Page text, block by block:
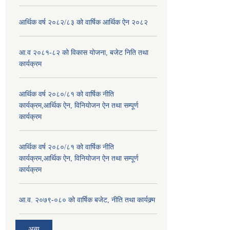
आर्थिक वर्ष २०८२/८३ को वार्षिक आर्थिक ऐन २०८२
आ.व २०८१-८२ को विकास योजना, बजेट निति तथा
कार्यक्रम
आर्थिक वर्ष २०८०/८१ को वार्षिक नीति
कार्यक्रम,आर्थिक ऐन, विनियोजन ऐन तथा सम्पूर्ण
कार्यक्रम
आर्थिक वर्ष २०८०/८१ को वार्षिक नीति
कार्यक्रम,आर्थिक ऐन, विनियोजन ऐन तथा सम्पूर्ण
कार्यक्रम
आ.व. २०७९-०८० को वार्षिक बजेट, नीति तथा कार्यक्र्म